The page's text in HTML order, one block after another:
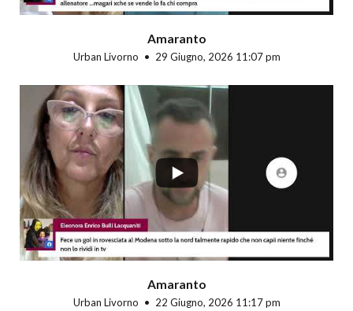
Amaranto
Urban Livorno 29 Giugno, 2026 11:07 pm
Amaranto
Urban Livorno 22 Giugno, 2026 11:17 pm